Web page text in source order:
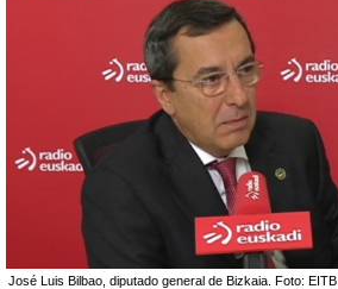
José Luis Bilbao, diputado general de Bizkaia. Foto: EITB